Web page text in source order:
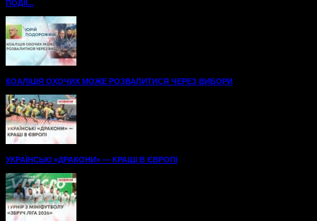
ПОДІЇ...
КОАЛІЦІЯ ОХОЧИХ МОЖЕ РОЗВАЛИТИСЯ ЧЕРЕЗ ВИБОРИ
УКРАЇНСЬКІ «ДРАКОНИ» — КРАЩІ В ЄВРОПІ